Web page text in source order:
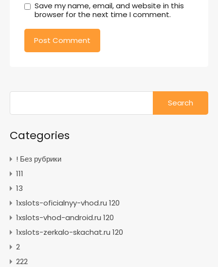
Save my name, email, and website in this
browser for the next time I comment.
Search
Categories
! Без рубрики
111
13
1xslots-oficialnyy-vhod.ru 120
1xslots-vhod-android.ru 120
1xslots-zerkalo-skachat.ru 120
2
222